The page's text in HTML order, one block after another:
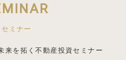
セミナー
来を拓く不動産投資セミナー